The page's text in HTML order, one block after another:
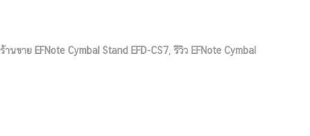
ร้านขาย EFNote Cymbal Stand EFD-CS7,รีวิว EFNote Cymbal